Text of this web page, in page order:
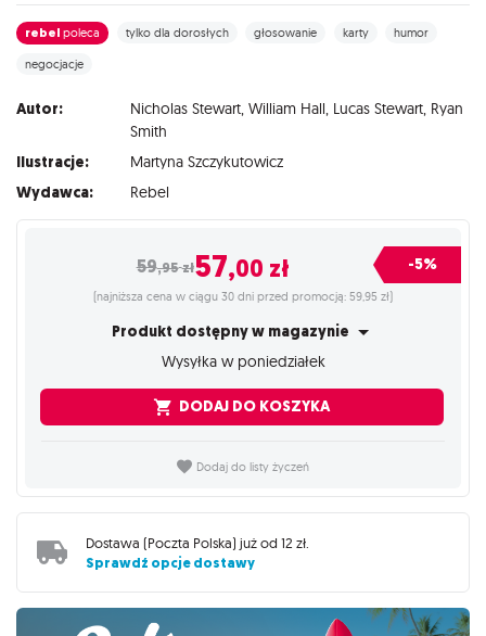
rebel poleca tylko dla dorosłych głosowanie karty humor
negocjacje
Autor: Nicholas Stewart, William Hall, Lucas Stewart, Ryan
Smith
Ilustracje: Martyna Szczykutowicz
Wydawca: Rebel
59,95zł57,00 zł -5%
(najniższa cena w ciągu 30 dni przed promocją: 59,95 zł)
Produkt dostępny w magazynie
Wysyłka w poniedziałek
DODAJ DO KOSZYKA
Dodaj do listy życzeń
Dostawa (Poczta Polska) już od 12 zł
Sprawdź opcje dostawy